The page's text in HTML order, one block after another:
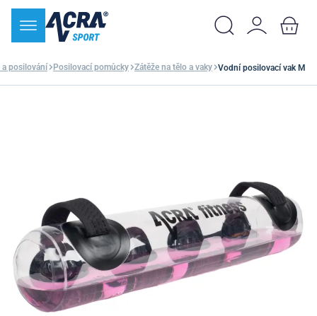
a posilování Posilovací pomůcky Zátěže na tělo a vaky Vodní posilovací vak M